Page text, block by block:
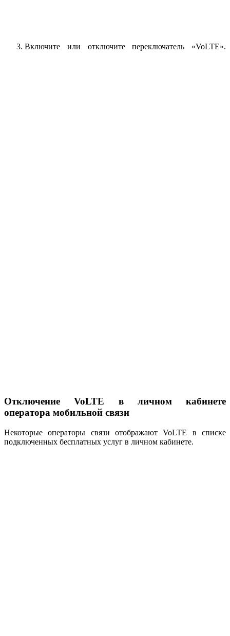
Включите или отключите переключатель «VoLTE».
Отключение VoLTE в личном кабинете
оператора мобильной связи
Некоторые операторы связи отображают VoLTE в списке
подключенных бесплатных услуг в личном кабинете.